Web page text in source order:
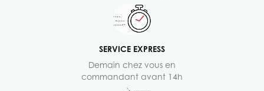
SERVICE EXPRESS
Demain chez vous en
commandant avant 14h